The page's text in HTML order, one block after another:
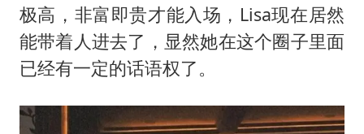
极高，非富即贵才能入场，Lisa现在居然
能带着人进去了，显然她在这个圈子里面
已经有一定的话语权了。